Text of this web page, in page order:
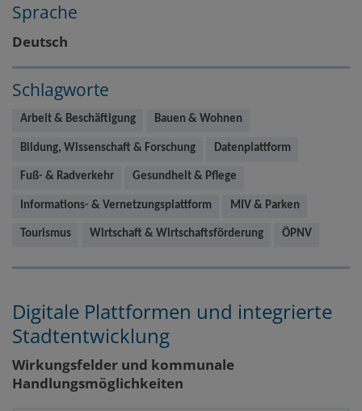
Sprache
Deutsch
Schlagworte
Arbeit & Beschäftigung Bauen & Wohnen
Bildung, Wissenschaft & Forschung Datenplattform
Fuß- & Radverkehr Gesundheit & Pflege
Informations- & Vernetzungsplattform MIV & Parken
Tourismus Wirtschaft & Wirtschaftsförderung ÖPNV
Digitale Plattformen und integrierte
Stadtentwicklung
Wirkungsfelder und kommunale
Handlungsmöglichkeiten